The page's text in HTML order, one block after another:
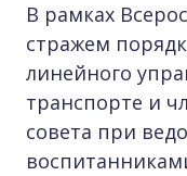
В рамках
стражем
линейного
транспорте и
совета при